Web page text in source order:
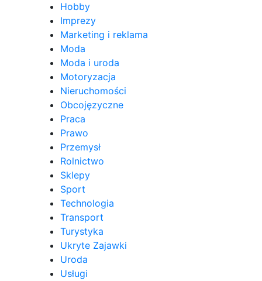
Hobby
Imprezy
Marketing i reklama
Moda
Moda i uroda
Motoryzacja
Nieruchomości
Obcojęzyczne
Praca
Prawo
Przemysł
Rolnictwo
Sklepy
Sport
Technologia
Transport
Turystyka
Ukryte Zajawki
Uroda
Usługi